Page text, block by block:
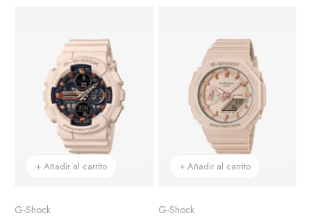
+ Añadir al carrito
G-Shock
+ Añadir al carrito
G-Shock